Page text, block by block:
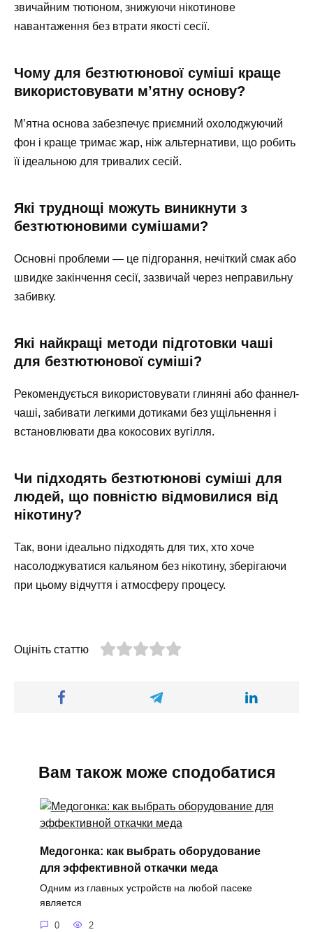
звичайним тютюном, знижуючи нікотинове
навантаження без втрати якості сесії.
Чому для безтютюнової суміші краще
використовувати м’ятну основу?
М’ятна основа забезпечує приємний охолоджуючий
фон і краще тримає жар, ніж альтернативи, що робить
її ідеальною для тривалих сесій.
Які труднощі можуть виникнути з
безтютюновими сумішами?
Основні проблеми — це підгорання, нечіткий смак або
швидке закінчення сесії, зазвичай через неправильну
забивку.
Які найкращі методи підготовки чаші
для безтютюнової суміші?
Рекомендується використовувати глиняні або фаннел-
чаші, забивати легкими дотиками без ущільнення і
встановлювати два кокосових вугілля.
Чи підходять безтютюнові суміші для
людей, що повністю відмовилися від
нікотину?
Так, вони ідеально підходять для тих, хто хоче
насолоджуватися кальяном без нікотину, зберігаючи
при цьому відчуття і атмосферу процесу.
Оцініть статтю
Вам також може сподобатися
Медогонка: как выбрать оборудование
для эффективной откачки меда
Одним из главных устройств на любой пасеке
является
0 2